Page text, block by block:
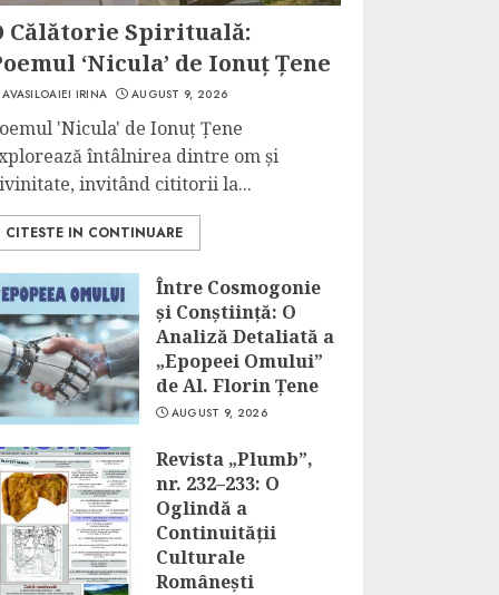
Călătorie Spirituală:
‘Nicula’ de Ionuț Țene
AVASILOAIEI IRINA AUGUST 9, 2026
'Nicula' de Ionuț Țene
întâlnirea dintre om și
invitând cititorii la...
CITESTE IN CONTINUARE
Între Cosmogonie
și Conștiință: O
Analiză Detaliată a
„Epopeei Omului”
de Al. Florin Țene
AUGUST 9, 2026
Revista „Plumb”,
nr. 232–233: O
Oglindă a
Continuității
Culturale
Românești